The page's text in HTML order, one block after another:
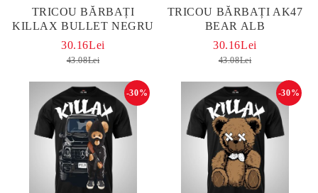
TRICOU BĂRBAȚI
KILLAX BULLET NEGRU
30.16Lei
43.08Lei
TRICOU BĂRBAȚI AK47
BEAR ALB
30.16Lei
43.08Lei
-30% -30%